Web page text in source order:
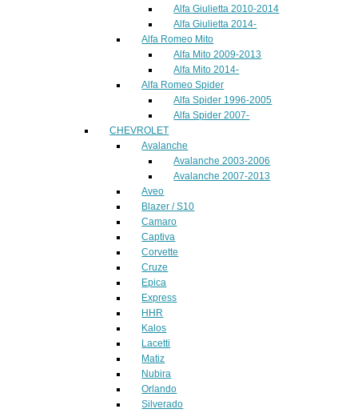
Alfa Giulietta 2010-2014
Alfa Giulietta 2014-
Alfa Romeo Mito
Alfa Mito 2009-2013
Alfa Mito 2014-
Alfa Romeo Spider
Alfa Spider 1996-2005
Alfa Spider 2007-
CHEVROLET
Avalanche
Avalanche 2003-2006
Avalanche 2007-2013
Aveo
Blazer / S10
Camaro
Captiva
Corvette
Cruze
Epica
Express
HHR
Kalos
Lacetti
Matiz
Nubira
Orlando
Silverado